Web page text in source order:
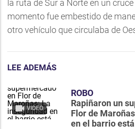
la ruta de Sur a Norte en un
momento fue embestido de
otro vehículo que circulaba de
LEE ADEMÁS
VIDEO
ROBO
Rapiñaron un
Flor de
en el barrio